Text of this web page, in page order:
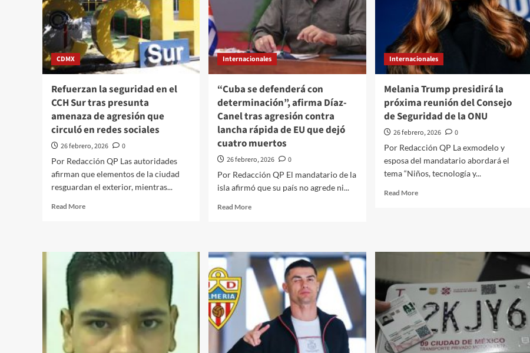
CDMX
Refuerzan la seguridad en el
CCH Sur tras presunta
amenaza de agresión que
circuló en redes sociales
26 febrero, 2026
0
Por Redacción QP Las autoridades
afirman que elementos de la ciudad
resguardan el exterior, mientras...
Read MoreRead
seguridad
en
el
Sur
tras
presunta
amenaza
Internacionales
“Cuba se defenderá con
determinación”, afirma Díaz-
Canel tras agresión contra
lancha rápida de EU que dejó
cuatro muertos
26 febrero, 2026
0
Por Redacción QP El mandatario de la
isla afirmó que su país no agrede ni...
Read MoreRead
se
defenderá
con
determinación”,
afirma
Díaz-
Canel
tras
agresión
Internacionales
Melania Trump presidirá la
próxima reunión del Consejo
de Seguridad de la ONU
26 febrero, 2026
0
Por Redacción QP La exmodelo y
esposa del mandatario abordará el
tema “Niños, tecnología y...
Read MoreRead
del
Consejo
de
Seguridad
de
la